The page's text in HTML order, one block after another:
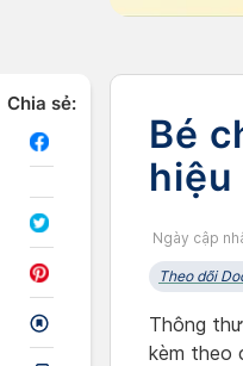
Chia sẻ:
Bé
Ngày cập
Theo dõi
Thông
kèm theo